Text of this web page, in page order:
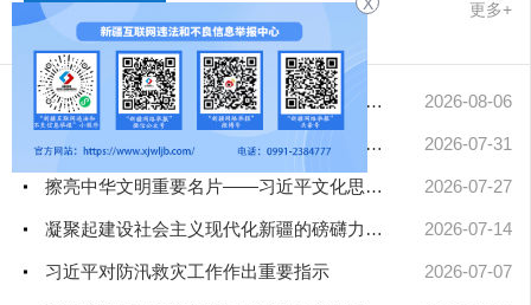
十大网赌app
排行榜要闻
更多+
中央网信办从严处置一批违规网络娱乐团播账号 2026-08-06
中国人民大学、民族大学、政法大学、公安大学、北影、北大人民医... 2026-07-31
擦亮中华文明重要名片——习近平文化思想引领中国世界遗产申报保... 2026-07-27
凝聚起建设社会主义现代化新疆的磅礴力量——新疆各地认真学习贯... 2026-07-14
习近平对防汛救灾工作作出重要指示 2026-07-07